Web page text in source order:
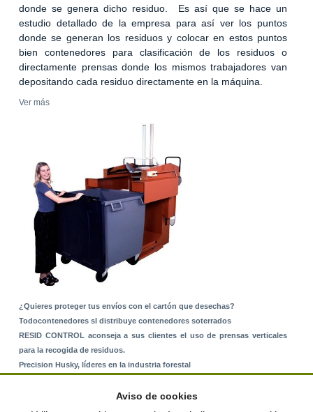
donde se genera dicho residuo. Es así que se hace un
estudio detallado de la empresa para así ver los puntos
donde se generan los residuos y colocar en estos puntos
bien contenedores para clasificación de los residuos o
directamente prensas donde los mismos trabajadores van
depositando cada residuo directamente en la máquina.
Ver más
¿Quieres proteger tus envíos con el cartón que desechas?
Todocontenedores sl distribuye contenedores soterrados
RESID CONTROL aconseja a sus clientes el uso de prensas verticales
para la recogida de residuos.
Precision Husky, líderes en la industria forestal
Aviso de cookies